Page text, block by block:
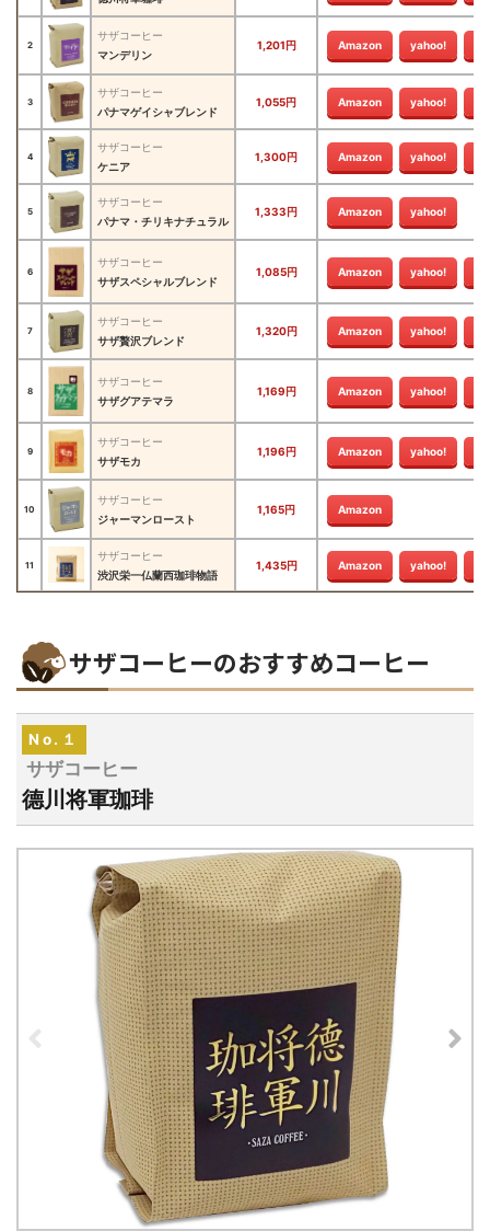
2
サザコーヒー
マンデリン
1,201円 Amazon yahoo!
3
サザコーヒー
パナマゲイシャブレンド
1,055円 Amazon yahoo!
4
サザコーヒー
ケニア
1,300円 Amazon yahoo!
5
サザコーヒー
パナマ・チリキナチュラル
1,333円 Amazon yahoo!
6
サザコーヒー
サザスペシャルブレンド
1,085円 Amazon yahoo!
7
サザコーヒー
サザ贅沢ブレンド
1,320円 Amazon yahoo!
8
サザコーヒー
サザグアテマラ
1,169円 Amazon yahoo!
9
サザコーヒー
サザモカ
1,196円 Amazon yahoo!
10
サザコーヒー
ジャーマンロースト
1,165円 Amazon
11
サザコーヒー
渋沢栄一仏蘭西珈琲物語
1,435円 Amazon yahoo!
サザコーヒーのおすすめコーヒー
No.１
サザコーヒー
德川将軍珈琲